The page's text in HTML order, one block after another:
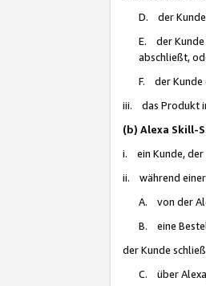
D. der
E. der Kunde
abschließt,
F. der Kunde
iii. das Produkt
(b) Alexa Skill-
i. ein Kunde, der
ii. während einer
A. von der
B. eine
der Kunde
C. über